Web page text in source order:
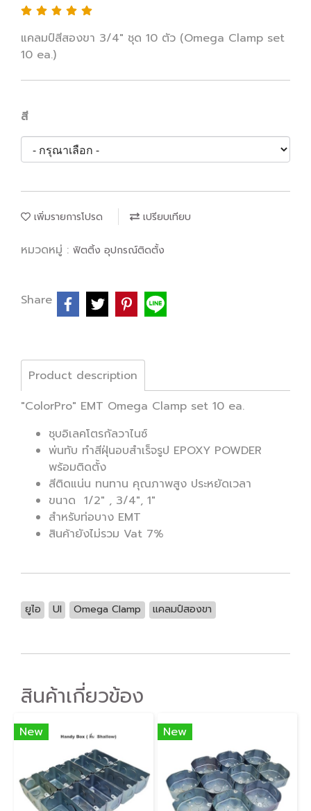
แคลมป์สีสองขา 3/4" ชุด 10 ตัว (Omega Clamp set
10 ea.) ​
สี
เพิ่มรายการโปรด เปรียบเทียบ
หมวดหมู่ : ฟิตติ้ง อุปกรณ์ติดตั้ง
Share
Product description
"ColorPro" EMT Omega Clamp set 10 ea.
ชุบอิเลคโตรกัลวาไนซ์
พ่นทับ ทำสีฝุ่นอบสำเร็จรูป EPOXY POWDER
พร้อมติดตั้ง
สีติดแน่น ทนทาน คุณภาพสูง ประหยัดเวลา
ขนาด 1/2" , 3/4", 1"
สำหรับท่อบาง EMT
สินค้ายังไม่รวม Vat 7%
ยูไอ UI Omega Clamp แคลมป์สองขา
สินค้าเกี่ยวข้อง
New New